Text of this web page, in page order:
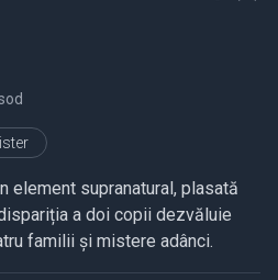
element supranatural, plasată
a doi copii dezvăluie
familii și mistere adânci.